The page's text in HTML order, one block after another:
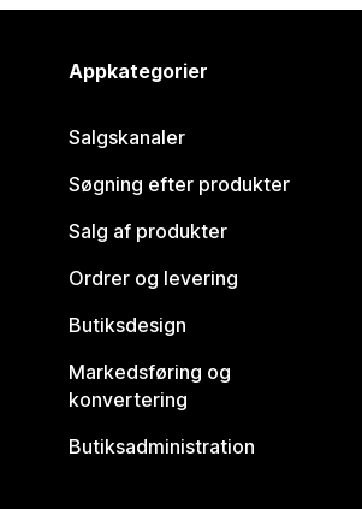
Appkategorier
Salgskanaler
Søgning efter produkter
Salg af produkter
Ordrer og levering
Butiksdesign
Markedsføring og
konvertering
Butiksadministration